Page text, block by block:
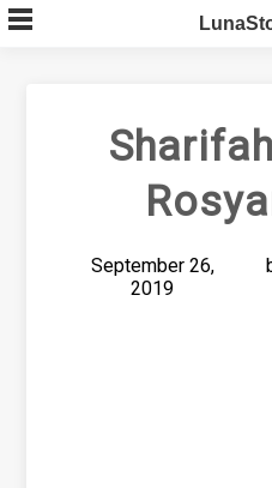
Skip
to
September 26,
2019